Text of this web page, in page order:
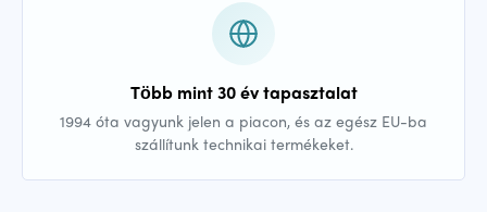
Több mint 30 év tapasztalat
1994 óta vagyunk jelen a piacon, és az egész EU-ba
szállítunk technikai termékeket.